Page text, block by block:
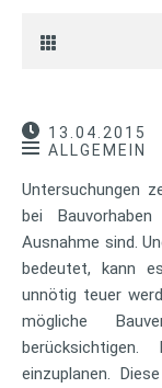
13.04.2015
ALLGEMEIN
Untersuchungen
bei
Ausnahme sind.
bedeutet, kann
unnötig teuer
mögliche
einzuplanen.